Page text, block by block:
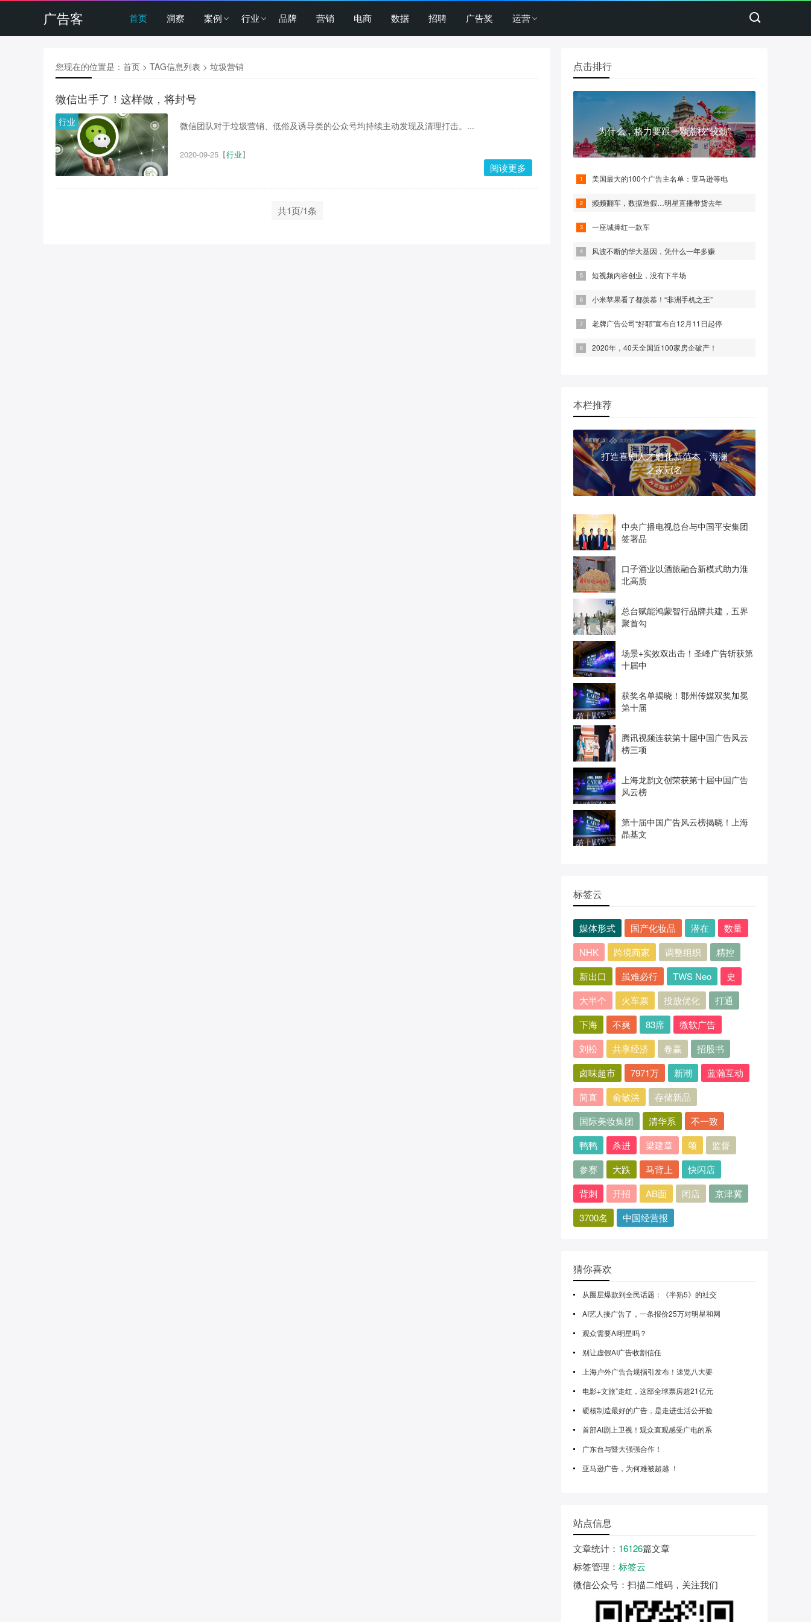
广告客 首页 洞察 案例 行业 品牌 营销 电商 数据 招聘 广告奖 运营
您现在的位置是： 首页 > TAG信息列表 > 垃圾营销
微信出手了！这样做，将封号
行业 微信团队对于垃圾营销、低俗及诱导类的公众号均持续主动发现及清理打击。...
2020-09-25【行业】
阅读更多
共1页/1条
点击排行
为什么，格力要跟一颗荔枝“较劲”
美国最大的100个广告主名单：亚马逊等电
频频翻车，数据造假…明星直播带货去年
一座城捧红一款车
风波不断的华大基因，凭什么一年多赚
短视频内容创业，没有下半场
小米苹果看了都羡慕！“非洲手机之王”
老牌广告公司“好耶”宣布自12月11日起停
2020年，40天全国近100家房企破产！
本栏推荐
打造喜剧人才孵化新范本，海澜
之家冠名
中央广播电视总台与中国平安集团
签署品
口子酒业以酒旅融合新模式助力淮
北高质
总台赋能鸿蒙智行品牌共建，五界
聚首勾
场景+实效双出击！圣峰广告斩获第
十届中
获奖名单揭晓！郡州传媒双奖加冕
第十届
腾讯视频连获第十届中国广告风云
榜三项
上海龙韵文创荣获第十届中国广告
风云榜
第十届中国广告风云榜揭晓！上海
晶基文
标签云
媒体形式 国产化妆品 潜在
数量
NHK
跨境商家 调整组织
精控
新出口
虽难必行 TWS Neo
史
大半个
火车票 投放优化
打通
下海
不爽 83席
微软广告
刘松
共享经济 卷赢
招股书
卤味超市
7971万 新潮
蓝瀚互动
简直
俞敏洪
存储新品
国际美妆集团
清华系
不一致
鸭鸭
杀进 梁建章 颂
监督
参赛
大跌 马背上
快闪店
背刺
开招 AB面 闭店
京津冀
3700名
中国经营报
猜你喜欢
从圈层爆款到全民话题：《半熟5》的社交
AI艺人接广告了，一条报价25万对明星和网
观众需要AI明星吗？
别让虚假AI广告收割信任
上海户外广告合规指引发布！速览八大要
电影+文旅”走红，这部全球票房超21亿元
硬核制造最好的广告，是走进生活公开验
首部AI剧上卫视！观众直观感受广电的系
广东台与暨大强强合作！
亚马逊广告，为何难被超越 ！
站点信息
文章统计 ： 16126篇文章
标签管理 ： 标签云
微信公众号 ：扫描二维码，关注我们